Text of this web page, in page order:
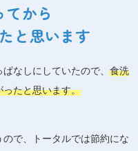
から
と思います
なしにしていたので、 食洗
ったと思います。
で、トータルでは節約にな